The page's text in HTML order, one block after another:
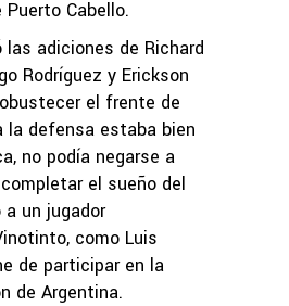
Cabello.
las adiciones de Richard
Rodríguez y Erickson
el frente de
la defensa estaba bien
no podía negarse a
el sueño del
un jugador
como Luis
de participar en la
de Argentina.